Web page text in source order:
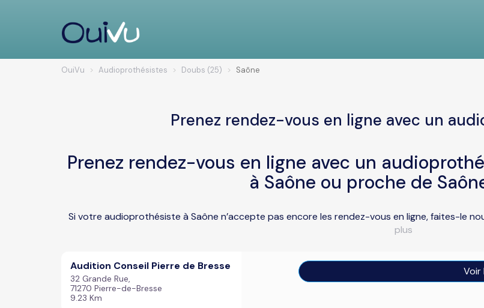
OuiVu Audioprothésistes Doubs (25) Saône
Prenez rendez-vous en ligne avec un
Prenez rendez-vous en ligne avec un
à Saône ou proche de
Si votre audioprothésiste à Saône n’accepte pas encore les rendez-vous en ligne, faites-le
plus
Audition Conseil Pierre de Bresse
32 Grande Rue,
71270 Pierre-de-Bresse
9.23 Km
Voir